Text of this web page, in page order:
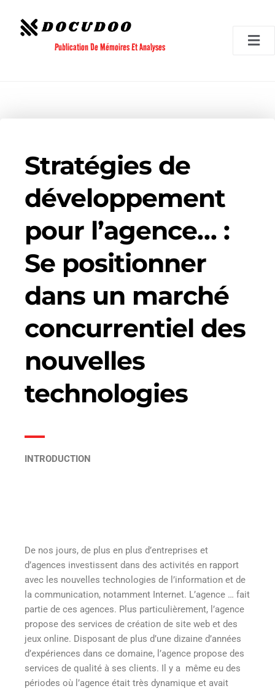
contenu
Publication De Mémoires Et Analyses
Stratégies de
développement
pour l’agence… :
Se positionner
dans un marché
concurrentiel des
nouvelles
technologies
INTRODUCTION
De nos jours, de plus en plus d’entreprises et
d’agences investissent dans des activités en rapport
avec les nouvelles technologies de l’information et de
la communication, notamment Internet. L’agence … fait
partie de ces agences. Plus particulièrement, l’agence
propose des services de création de site web et des
jeux online. Disposant de plus d’une dizaine d’années
d’expériences dans ce domaine, l’agence propose des
services de qualité à ses clients. Il y a même eu des
périodes où l’agence était très dynamique et avait